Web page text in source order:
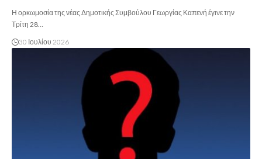
Η ορκωμοσία της νέας Δημοτικής Συμβούλου Γεωργίας Καπενή έγινε την
Τρίτη 28…
30 Ιουλίου 2026